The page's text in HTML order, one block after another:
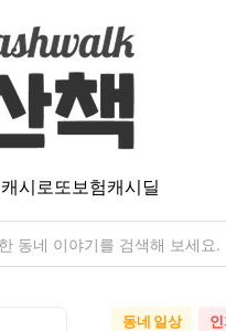
캐시로또보험캐시딜
동네 일상